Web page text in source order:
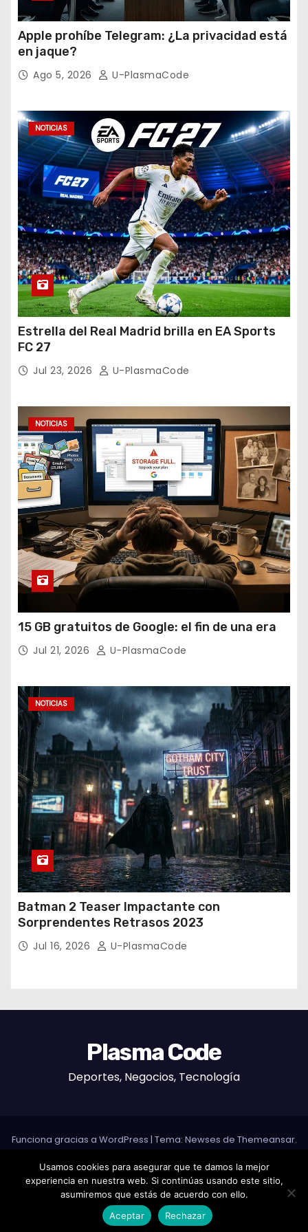
Apple prohíbe Telegram: ¿La privacidad está
en jaque?
Ago 5, 2026 U-PlasmaCode
NOTICIAS
Estrella del Real Madrid brilla en EA Sports
FC 27
Jul 23, 2026 U-PlasmaCode
NOTICIAS
15 GB gratuitos de Google: el fin de una era
Jul 21, 2026 U-PlasmaCode
NOTICIAS
Batman 2 Teaser Impactante con
Sorprendentes Retrasos 2023
Jul 16, 2026 U-PlasmaCode
Plasma Code
Deportes, Negocios, Tecnología
Funciona gracias a WordPress | Tema: Newses de Themeansar.
Home
Granada Segura: Descubre Por Qué Es Ideal Para Estudiantes
Internacionales de Español
Usamos cookies para asegurar que te damos la mejor
experiencia en nuestra web. Si continúas usando este sitio,
asumiremos que estás de acuerdo con ello.
Aceptar
Rechazar